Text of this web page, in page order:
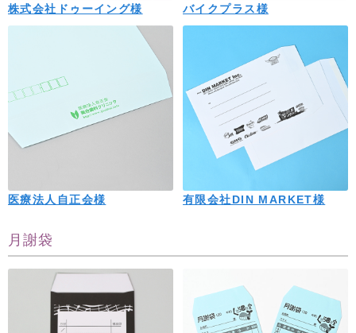
株式会社ドゥーイング様 バイクプラス様
医療法人自正会様 有限会社DIN MARKET様
月謝袋